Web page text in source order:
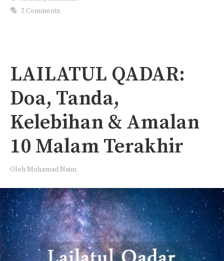
2 Comments
LAILATUL QADAR:
Doa, Tanda,
Kelebihan & Amalan
10 Malam Terakhir
OlehMuhamad Naim